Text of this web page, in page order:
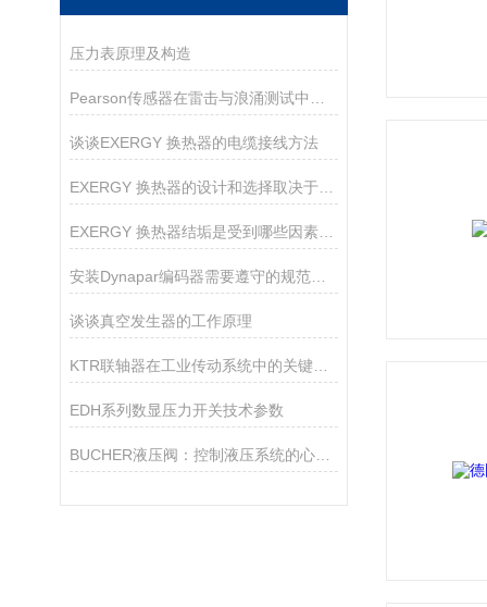
压力表原理及构造
谈谈EXERGY 换热器的电缆接线方法
EXERGY 换热器结垢是受到哪些因素的影响？
安装Dynapar编码器需要遵守的规范如下
谈谈真空发生器的工作原理
KTR联轴器在工业传动系统中的关键作用
EDH系列数显压力开关技术参数
BUCHER液压阀：控制液压系统的心脏！